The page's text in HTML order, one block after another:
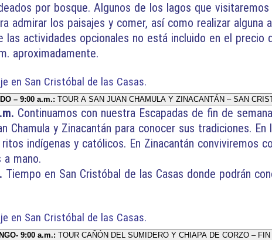
por bosque. Algunos de los lagos que
admirar los paisajes y comer, así como realizar alguna
las actividades opcionales no está incluido en el precio
aproximadamente.
en San Cristóbal de las Casas.
– 9:00 a.m.: TOUR A SAN JUAN CHAMULA Y ZINACANTÁN – SAN
Continuamos con nuestra Escapadas de fin de
Chamula y Zinacantán para conocer sus tradiciones.
indígenas y católicos. En Zinacantán conviviremos
a mano.
Tiempo en San Cristóbal de las Casas donde podrán
en San Cristóbal de las Casas.
9:00 a.m.: TOUR CAÑÓN DEL SUMIDERO Y CHIAPA DE CORZO –